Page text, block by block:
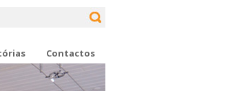
Contactos